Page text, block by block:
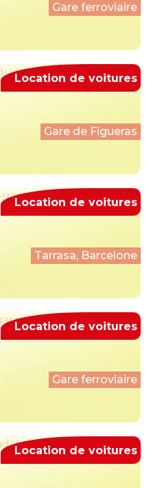
Gare ferroviaire
Gare de Figueras
Location de voitures
Tarrasa, Barcelone
Location de voitures
Gare ferroviaire
Location de voitures
Location de voitures